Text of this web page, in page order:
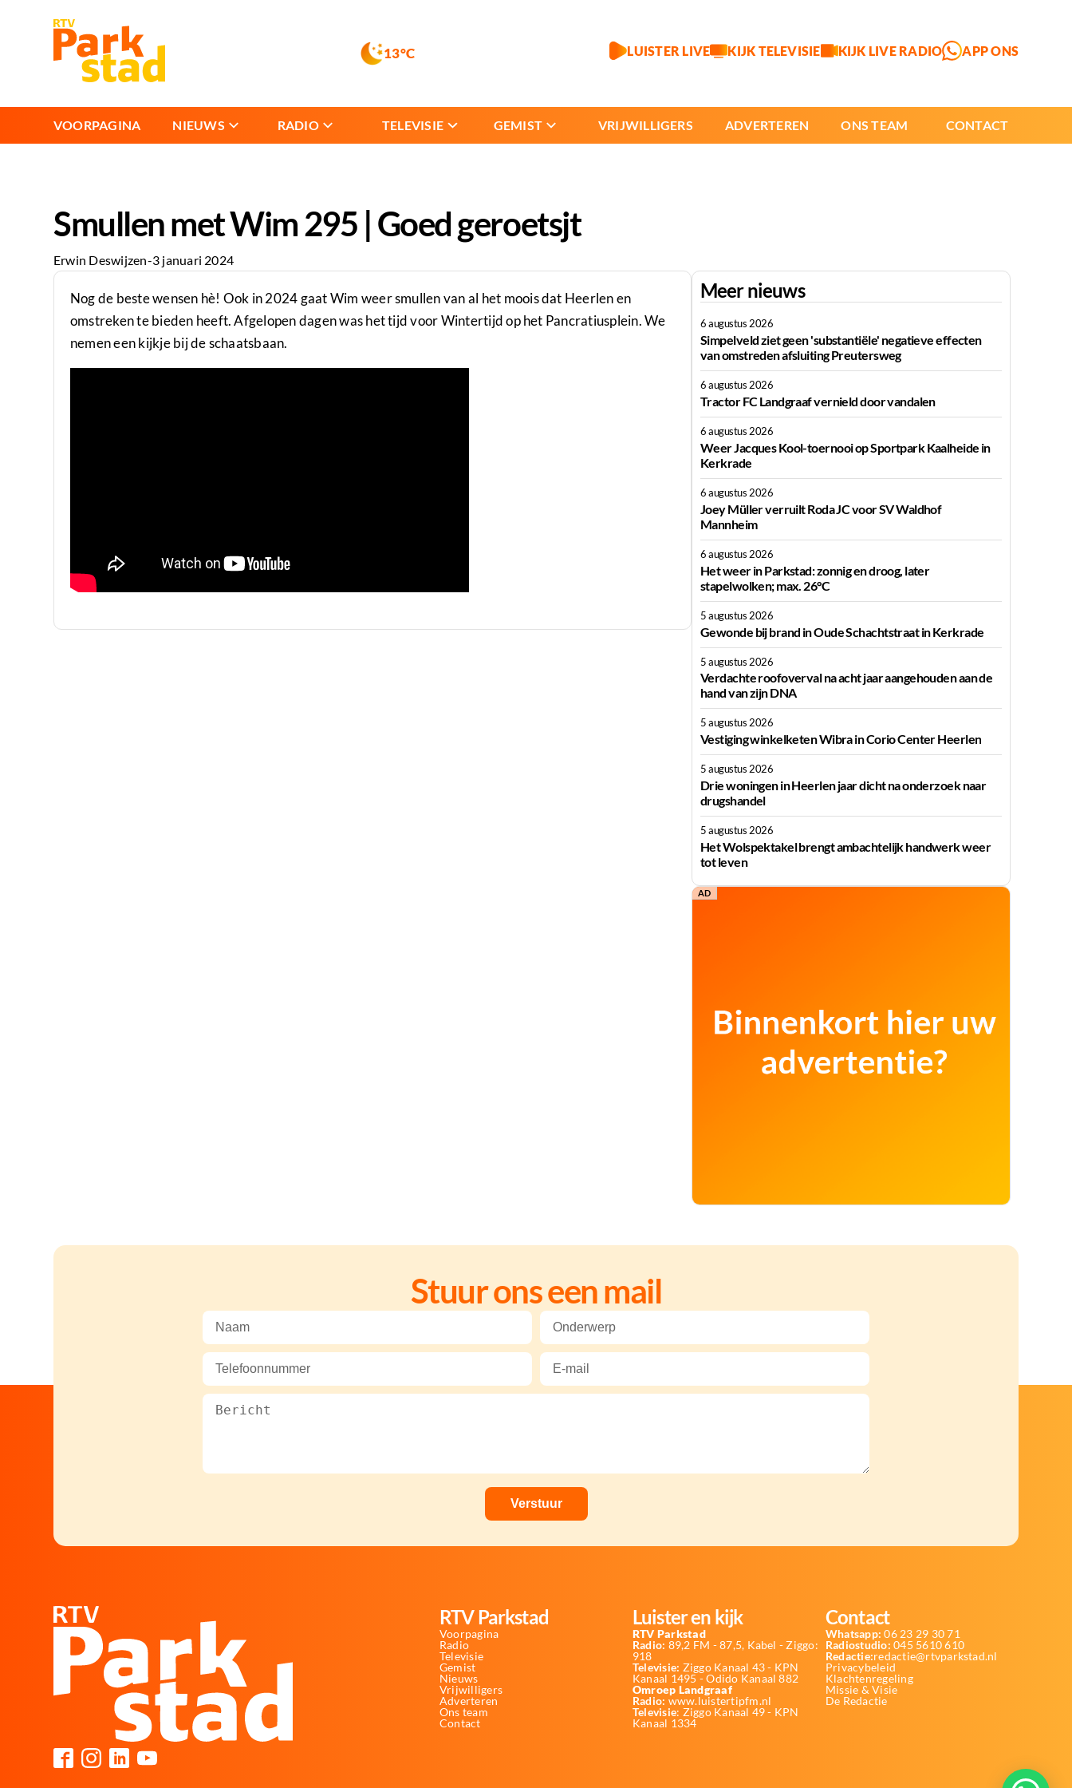
13°C LUISTER LIVE KIJK TELEVISIE KIJK LIVE RADIO APP ONS
VOORPAGINA NIEUWS RADIO TELEVISIE GEMIST VRIJWILLIGERS ADVERTEREN ONS TEAM CONTACT
Smullen met Wim 295 | Goed geroetsjt
Erwin Deswijzen-3 januari 2024
Nog de beste wensen hè! Ook in 2024 gaat Wim weer smullen van al het moois dat Heerlen en
omstreken te bieden heeft. Afgelopen dagen was het tijd voor Wintertijd op het Pancratiusplein. We
nemen een kijkje bij de schaatsbaan.
Meer nieuws
6 augustus 2026
Simpelveld ziet geen 'substantiële' negatieve effecten
van omstreden afsluiting Preutersweg
6 augustus 2026
Tractor FC Landgraaf vernield door vandalen
6 augustus 2026
Weer Jacques Kool-toernooi op Sportpark Kaalheide in
Kerkrade
6 augustus 2026
Joey Müller verruilt Roda JC voor SV Waldhof
Mannheim
6 augustus 2026
Het weer in Parkstad: zonnig en droog, later
stapelwolken; max. 26°C
5 augustus 2026
Gewonde bij brand in Oude Schachtstraat in Kerkrade
5 augustus 2026
Verdachte roofoverval na acht jaar aangehouden aan de
hand van zijn DNA
5 augustus 2026
Vestiging winkelketen Wibra in Corio Center Heerlen
5 augustus 2026
Drie woningen in Heerlen jaar dicht na onderzoek naar
drugshandel
5 augustus 2026
Het Wolspektakel brengt ambachtelijk handwerk weer
tot leven
AD
Stuur ons een mail
RTV Parkstad
Voorpagina
Radio
Televisie
Gemist
Nieuws
Vrijwilligers
Adverteren
Ons team
Contact
Luister en kijk
RTV Parkstad
Radio: 89,2 FM - 87,5, Kabel - Ziggo:
918
Televisie: Ziggo Kanaal 43 - KPN
Kanaal 1495 - Odido Kanaal 882
Omroep Landgraaf
Radio: www.luistertipfm.nl
Televisie: Ziggo Kanaal 49 - KPN
Kanaal 1334
Contact
Whatsapp: 06 23 29 30 71
Radiostudio: 045 5610 610
Redactie:redactie@rtvparkstad.nl
Privacybeleid
Klachtenregeling
Missie & Visie
De Redactie